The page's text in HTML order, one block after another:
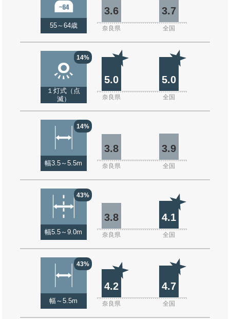
55～64歳
3.6 3.7
奈良県 全国
14%
１灯式（点
滅）
5.0 5.0
奈良県 全国
14%
幅3.5～5.5m
3.8 3.9
奈良県 全国
43%
幅5.5～9.0m
3.8 4.1
奈良県 全国
43%
幅～5.5m
4.2 4.7
奈良県 全国